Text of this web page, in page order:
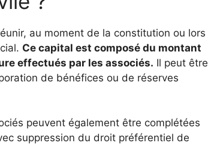
au moment de la constitution ou lors
Ce capital est composé du montant
effectués par les associés. Il peut être
de bénéfices ou de réserves
peuvent également être complétées
suppression du droit préférentiel de